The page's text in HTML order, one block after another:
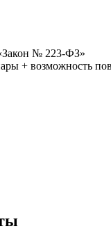
№ 223-ФЗ»
+ возможность